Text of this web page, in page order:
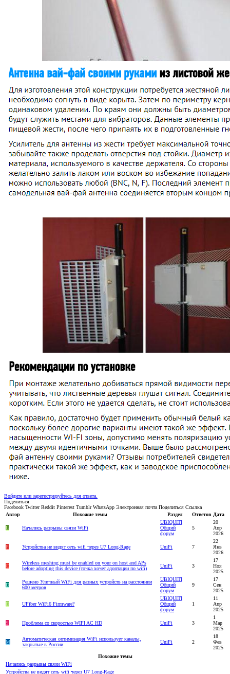
Войдите или зарегистрируйтесь для ответа.
Поделиться:
Facebook Twitter Reddit Pinterest Tumblr WhatsApp Электронная почта Поделиться Ссылка
Автор
Похожие темы Раздел Ответов Дата
L Начались разрывы связи WiFi
UBIQUITI
Общий
форум
5
20
Апр
2026
P Устройства не видят сеть wifi через U7 Long-Rage UniFi 7
22
Янв
2026
C
Wireless meshing must be enabled on your on host and APs
before adopting this device (точка хочет адоптации по wifi)
UniFi 3
17
Ноя
2025
D
Решено Уличный WiFi для разных устройств на расстоянии
600 метров
UBIQUITI
Общий
форум
9
17
Сен
2025
D UFiber WiFi6 Firmware?
UBIQUITI
Общий
форум
1
11
Апр
2025
S Проблема со скоростью WIFI AC HD UniFi 3
1
Мар
2025
M
Автоматическая оптимизация WiFi использует каналы,
закрытые в России
UniFi 2
18
Фев
2025
Похожие темы
Начались разрывы связи WiFi
Устройства не видят сеть wifi через U7 Long-Rage